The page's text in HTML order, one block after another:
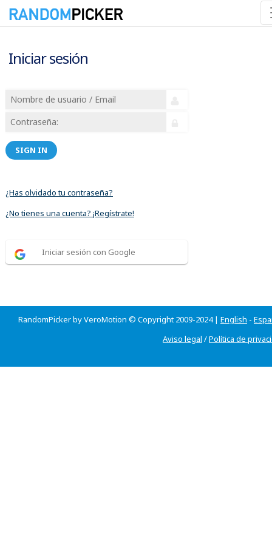
Iniciar sesión
SIGN IN
¿Has olvidado tu contraseña?
¿No tienes una cuenta? ¡Regístrate!
Iniciar sesión con Google
RandomPicker by VeroMotion © Copyright 2009-2024 | English -
Aviso legal /Política de